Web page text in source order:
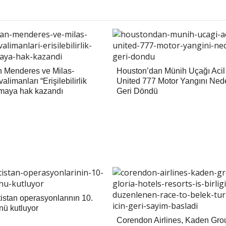
Menderes ve Milas-
“Erişilebilirlik
hak kazandı
Houston’dan Münih Uçağı
United 777 Motor Yangını
Geri Döndü
operasyonlarının 10.
kutluyor
Corendon Airlines, Kaden